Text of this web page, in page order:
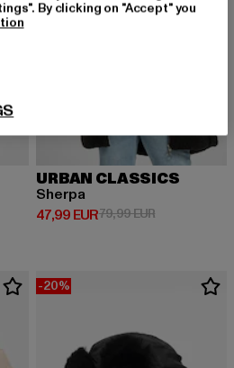
79,99 EUR
URBAN CLASSICS
Sherpa
47,99 EUR
Ajankohtainen hinta: 47,99 EUR
79,99 EUR
-20%
By clicking on "Accept" you